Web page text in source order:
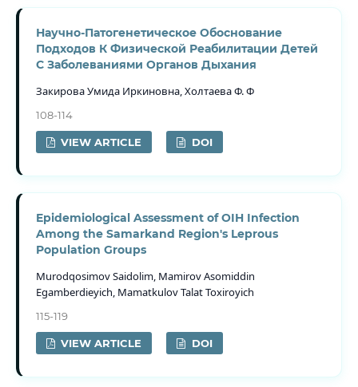
Научно-Патогенетическое Обоснование
Подходов К Физической Реабилитации Детей
С Заболеваниями Органов Дыхания
Закирова Умида Иркиновна, Холтаева Ф. Ф
108-114
VIEW ARTICLE DOI
Epidemiological Assessment of OIH Infection
Among the Samarkand Region's Leprous
Population Groups
Murodqosimov Saidolim, Mamirov Asomiddin
Egamberdieyich, Mamatkulov Talat Toxiroyich
115-119
VIEW ARTICLE DOI